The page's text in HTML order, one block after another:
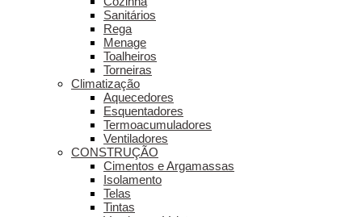
Sanitários
Rega
Menage
Toalheiros
Torneiras
Climatização
Aquecedores
Esquentadores
Termoacumuladores
Ventiladores
CONSTRUÇÃO
Cimentos e Argamassas
Isolamento
Telas
Tintas